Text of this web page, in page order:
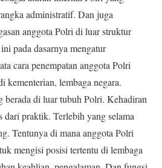
administratif. Dan juga
anggota Polri di luar struktur
pada dasarnya mengatur
cara penempatan anggota Polri
kementerian, lembaga negara.
berada di luar tubuh Polri. Kehadiran
dari praktik. Terlebih yang selama
Tentunya di mana anggota Polri
mengisi posisi tertentu di lembaga